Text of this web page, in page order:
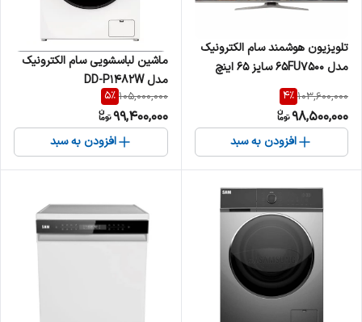
تلویزیون هوشمند سام الکترونیک
مدل 65FU7500 سایز ۶۵ اینچ
LED Ultra HD 4K
103,600,000
4%
98,500,000
افزودن به سبد
ماشین لباسشویی سام الکترونیک
مدل DD-P1482W
105,000,000
5%
99,400,000
افزودن به سبد